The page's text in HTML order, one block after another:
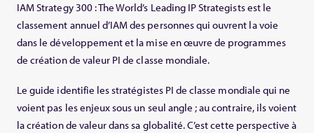
IAM Strategy 300 : The World’s Leading IP Strategists est le
classement annuel d’IAM des personnes qui ouvrent la voie
dans le développement et la mise en œuvre de programmes
de création de valeur PI de classe mondiale.
Le guide identifie les stratégistes PI de classe mondiale qui ne
voient pas les enjeux sous un seul angle ; au contraire, ils voient
la création de valeur dans sa globalité. C’est cette perspective à